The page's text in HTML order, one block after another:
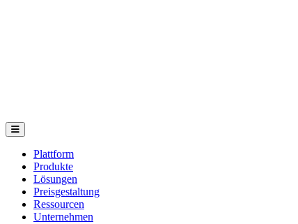
Plattform
Produkte
Lösungen
Preisgestaltung
Ressourcen
Unternehmen